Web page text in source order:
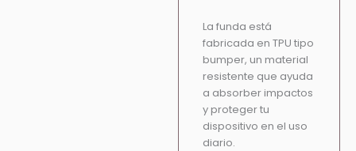
La funda está
fabricada en TPU tipo
bumper, un material
resistente que ayuda
a absorber impactos
y proteger tu
dispositivo en el uso
diario.